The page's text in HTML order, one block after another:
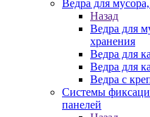
Ведра для
Назад
Ведра для
хранения
Ведра для
Ведра для
Ведра с
Системы
панелей